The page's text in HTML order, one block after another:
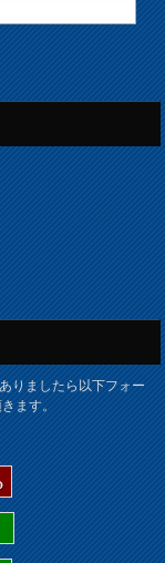
りましたら以下フォー
ます。